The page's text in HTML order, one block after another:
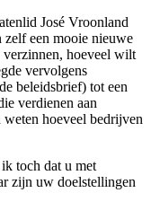
José Vroonland
een mooie nieuwe
hoeveel wilt
vervolgens
beleidsbrief) tot een
verdienen aan
hoeveel bedrijven
toch dat u met
zijn uw doelstellingen